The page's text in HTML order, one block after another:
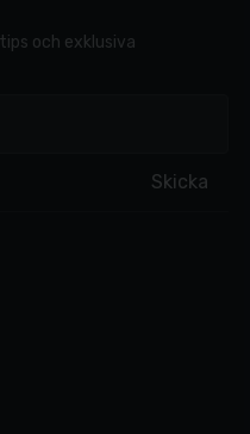
Skicka
och exklusiva